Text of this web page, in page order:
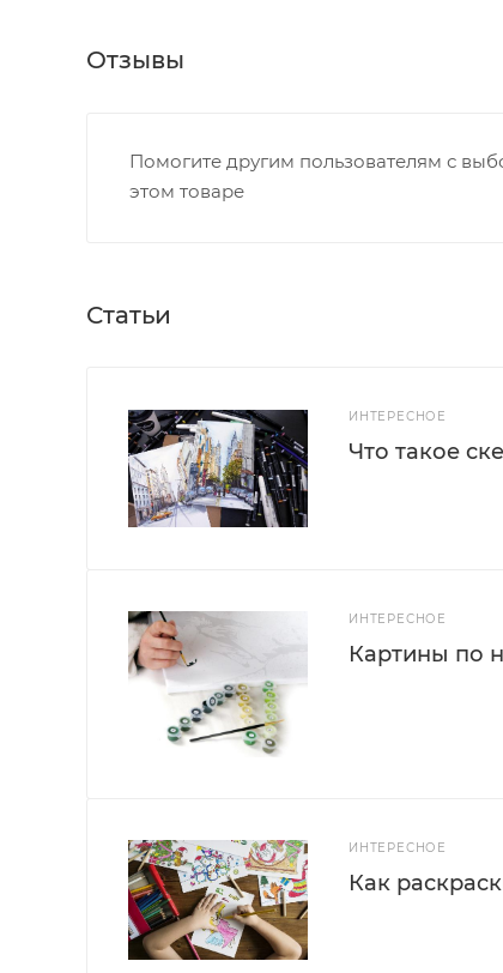
Отзывы
Помогите другим пользователям с
этом товаре
Статьи
ИНТЕРЕСНОЕ
Что такое
ИНТЕРЕСНОЕ
Картины по
ИНТЕРЕСНОЕ
Как